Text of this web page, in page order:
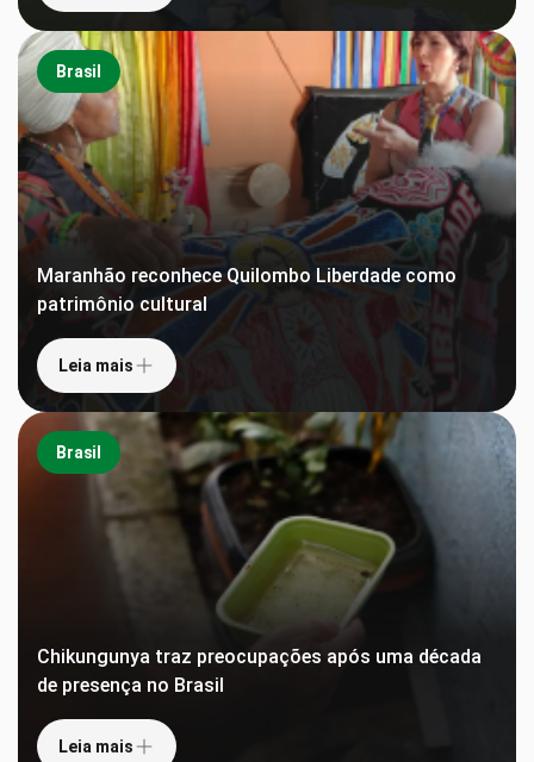
Brasil
Maranhão reconhece Quilombo Liberdade como
patrimônio cultural
Leia mais
Brasil
Chikungunya traz preocupações após uma década
de presença no Brasil
Leia mais